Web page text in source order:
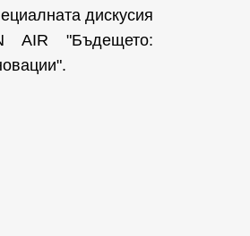
дискусия
AIR "Бъдещето: